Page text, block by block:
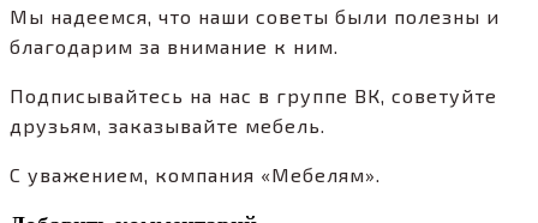
Мы надеемся, что наши советы были полезны и
благодарим за внимание к ним.
Подписывайтесь на нас в группе ВК, советуйте
друзьям, заказывайте мебель.
С уважением, компания «Мебелям».